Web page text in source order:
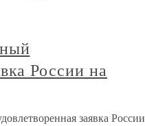
России на
заявка России